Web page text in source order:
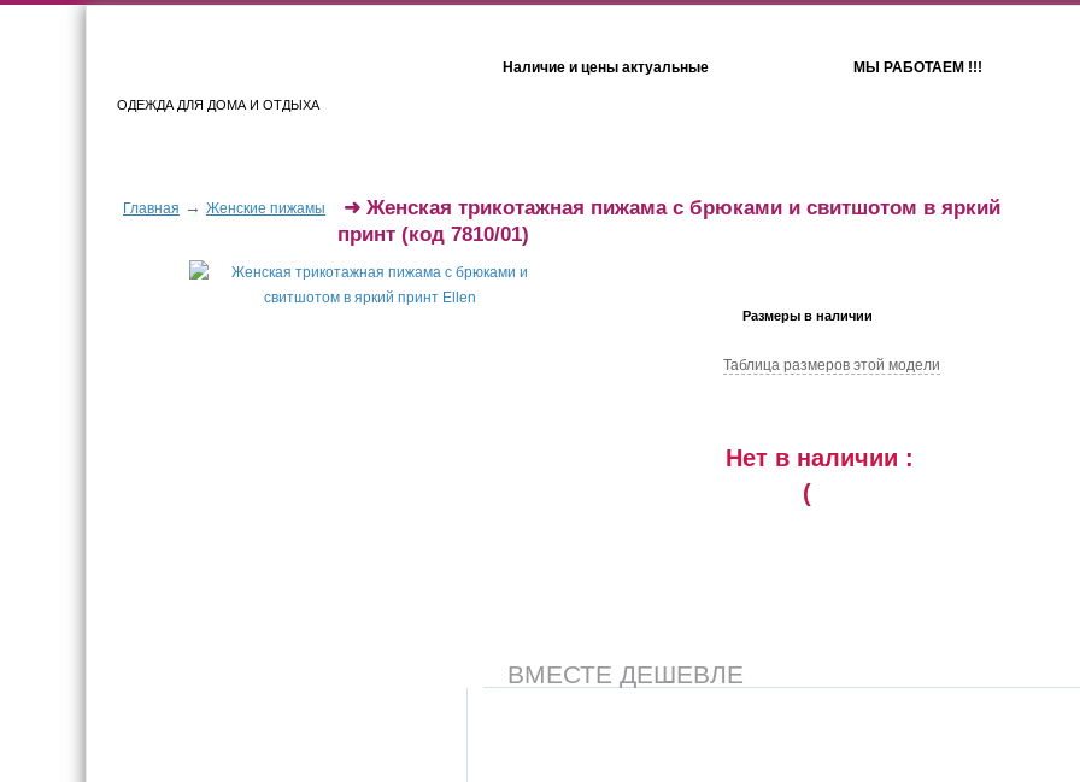
ОДЕЖДА ДЛЯ ДОМА И ОТДЫХА
Наличие и цены актуальные МЫ РАБОТАЕМ !!!
Главная → Женские пижамы ➜ Женская трикотажная пижама с брюками и свитшотом в яркий
принт (код 7810/01)
Размеры в наличии
Таблица размеров этой модели
Нет в наличии :
(
ВМЕСТЕ ДЕШЕВЛЕ